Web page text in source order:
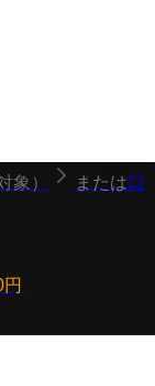
象） または口